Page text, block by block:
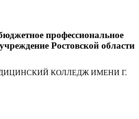
профессиональное
Ростовской области
КОЛЛЕДЖ ИМЕНИ Г.